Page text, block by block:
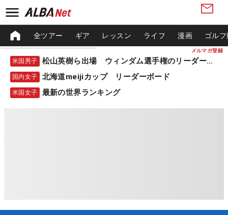
メルマガ登録
全ツアー ギア レッスン ライフ 漫画 ゴル
米国男子 松山英樹ら出場 ウィンダム選手権のリーダーボード
国内女子 北海道meijiカップ リーダーボード
米国女子 最新の世界ランキング